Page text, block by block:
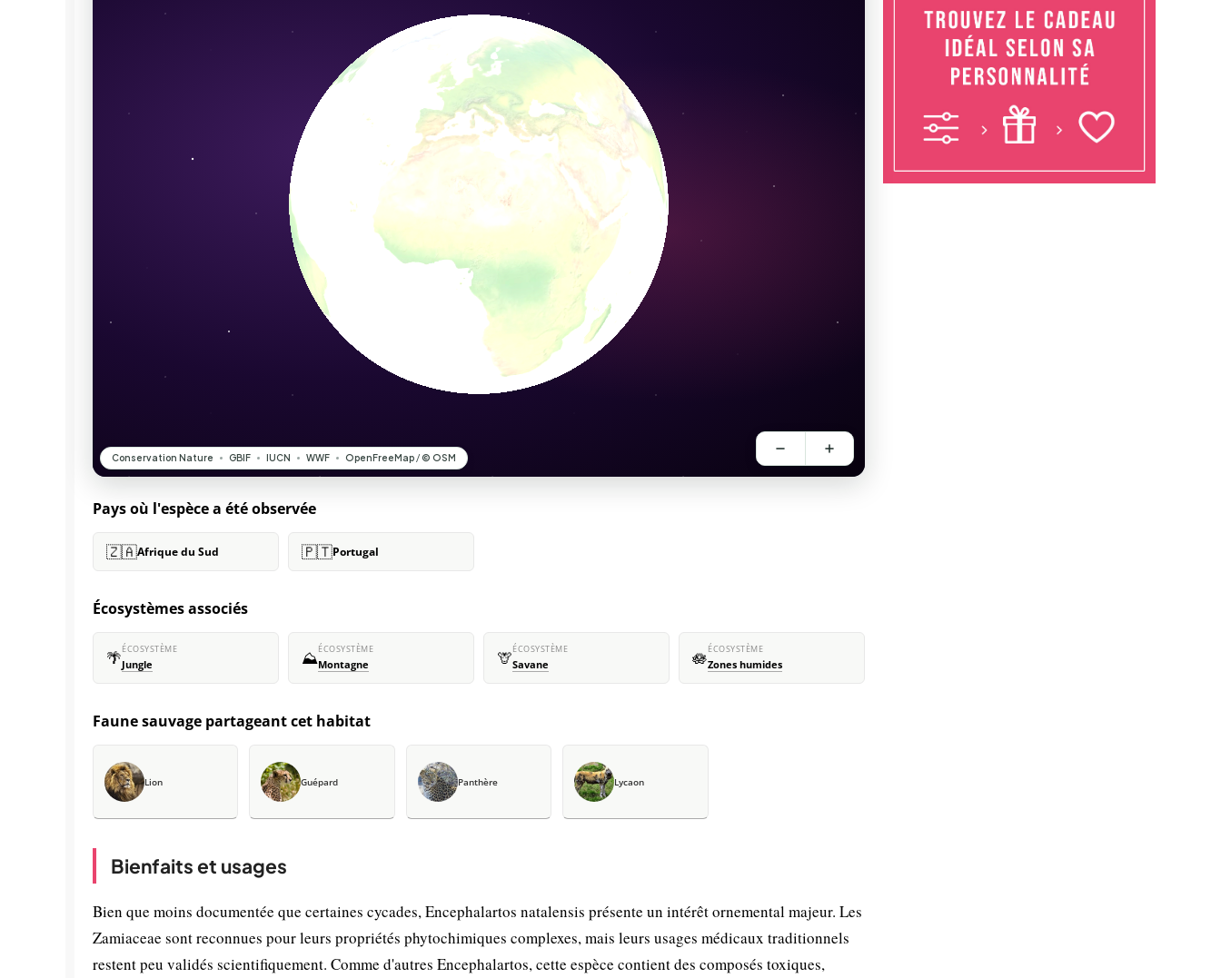
Pays où l'espèce a été observée
🇿🇦Afrique du Sud 🇵🇹Portugal
Écosystèmes associés
🌴ÉCOSYSTÈME
Jungle ⛰️ÉCOSYSTÈME
Montagne 🦒ÉCOSYSTÈME
Savane 🪷ÉCOSYSTÈME
Zones humides
Faune sauvage partageant cet habitat
Lion Guépard Panthère Lycaon
Bienfaits et usages
Bien que moins documentée que certaines cycades, Encephalartos natalensis présente un intérêt ornemental majeur. Les
Zamiaceae sont reconnues pour leurs propriétés phytochimiques complexes, mais leurs usages médicaux traditionnels
restent peu validés scientifiquement. Comme d'autres Encephalartos, cette espèce contient des composés toxiques,